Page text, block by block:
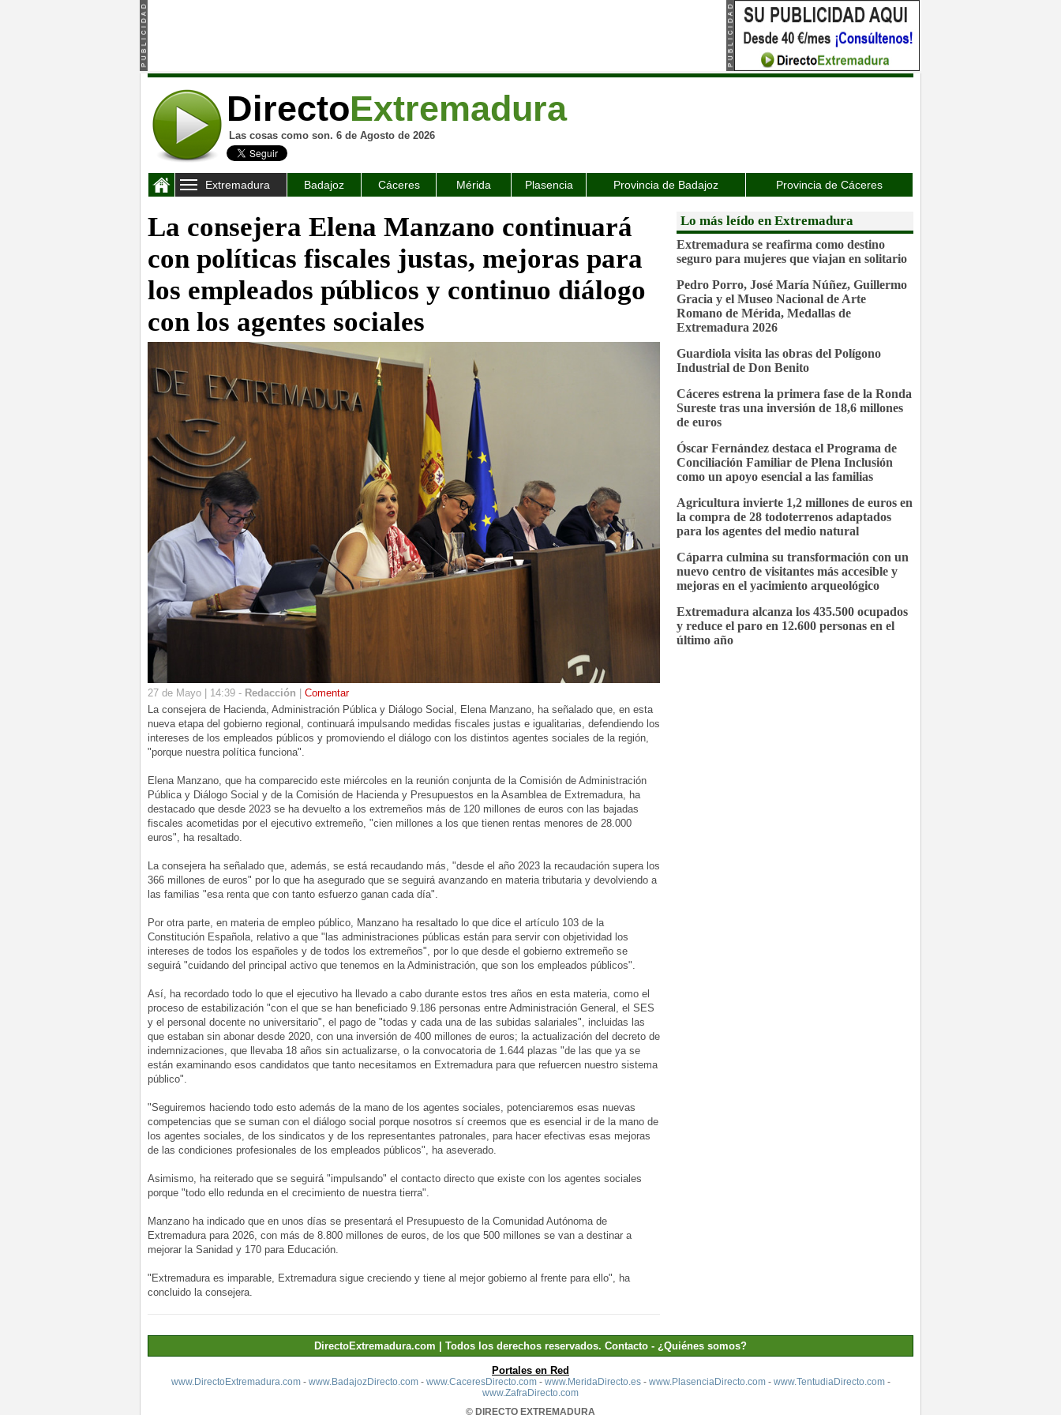
DirectoExtremadura
Las cosas como son. 6 de Agosto de 2026
Extremadura Badajoz Cáceres Mérida Plasencia Provincia de Badajoz Provincia de Cáceres
La consejera Elena Manzano continuará
con políticas fiscales justas, mejoras para
los empleados públicos y continuo diálogo
con los agentes sociales
27 de Mayo | 14:39 - Redacción
Comentar
La consejera de Hacienda, Administración Pública y Diálogo Social, Elena Manzano, ha señalado que, en esta
nueva etapa del gobierno regional, continuará impulsando medidas fiscales justas e igualitarias, defendiendo los
intereses de los empleados públicos y promoviendo el diálogo con los distintos agentes sociales de la región,
"porque nuestra política funciona".
Elena Manzano, que ha comparecido este miércoles en la reunión conjunta de la Comisión de Administración
Pública y Diálogo Social y de la Comisión de Hacienda y Presupuestos en la Asamblea de Extremadura, ha
destacado que desde 2023 se ha devuelto a los extremeños más de 120 millones de euros con las bajadas
fiscales acometidas por el ejecutivo extremeño, "cien millones a los que tienen rentas menores de 28.000
euros", ha resaltado.
La consejera ha señalado que, además, se está recaudando más, "desde el año 2023 la recaudación supera los
366 millones de euros" por lo que ha asegurado que se seguirá avanzando en materia tributaria y devolviendo a
las familias "esa renta que con tanto esfuerzo ganan cada día".
Por otra parte, en materia de empleo público, Manzano ha resaltado lo que dice el artículo 103 de la
Constitución Española, relativo a que "las administraciones públicas están para servir con objetividad los
intereses de todos los españoles y de todos los extremeños", por lo que desde el gobierno extremeño se
seguirá "cuidando del principal activo que tenemos en la Administración, que son los empleados públicos".
Así, ha recordado todo lo que el ejecutivo ha llevado a cabo durante estos tres años en esta materia, como el
proceso de estabilización "con el que se han beneficiado 9.186 personas entre Administración General, el SES
y el personal docente no universitario", el pago de "todas y cada una de las subidas salariales", incluidas las
que estaban sin abonar desde 2020, con una inversión de 400 millones de euros; la actualización del decreto de
indemnizaciones, que llevaba 18 años sin actualizarse, o la convocatoria de 1.644 plazas "de las que ya se
están examinando esos candidatos que tanto necesitamos en Extremadura para que refuercen nuestro sistema
público".
"Seguiremos haciendo todo esto además de la mano de los agentes sociales, potenciaremos esas nuevas
competencias que se suman con el diálogo social porque nosotros sí creemos que es esencial ir de la mano de
los agentes sociales, de los sindicatos y de los representantes patronales, para hacer efectivas esas mejoras
de las condiciones profesionales de los empleados públicos", ha aseverado.
Asimismo, ha reiterado que se seguirá "impulsando" el contacto directo que existe con los agentes sociales
porque "todo ello redunda en el crecimiento de nuestra tierra".
Manzano ha indicado que en unos días se presentará el Presupuesto de la Comunidad Autónoma de
Extremadura para 2026, con más de 8.800 millones de euros, de los que 500 millones se van a destinar a
mejorar la Sanidad y 170 para Educación.
"Extremadura es imparable, Extremadura sigue creciendo y tiene al mejor gobierno al frente para ello", ha
concluido la consejera.
Lo más leído en Extremadura
Extremadura se reafirma como destino
seguro para mujeres que viajan en solitario
Pedro Porro, José María Núñez, Guillermo
Gracia y el Museo Nacional de Arte
Romano de Mérida, Medallas de
Extremadura 2026
Guardiola visita las obras del Polígono
Industrial de Don Benito
Cáceres estrena la primera fase de la Ronda
Sureste tras una inversión de 18,6 millones
de euros
Óscar Fernández destaca el Programa de
Conciliación Familiar de Plena Inclusión
como un apoyo esencial a las familias
Agricultura invierte 1,2 millones de euros en
la compra de 28 todoterrenos adaptados
para los agentes del medio natural
Cáparra culmina su transformación con un
nuevo centro de visitantes más accesible y
mejoras en el yacimiento arqueológico
Extremadura alcanza los 435.500 ocupados
y reduce el paro en 12.600 personas en el
último año
DirectoExtremadura.com | Todos los derechos reservados. Contacto - ¿Quiénes somos?
Portales en Red
www.DirectoExtremadura.com- www.BadajozDirecto.com- www.CaceresDirecto.com- www.MeridaDirecto.es- www.PlasenciaDirecto.com- www.TentudiaDirecto.com-
www.ZafraDirecto.com
© DIRECTO EXTREMADURA